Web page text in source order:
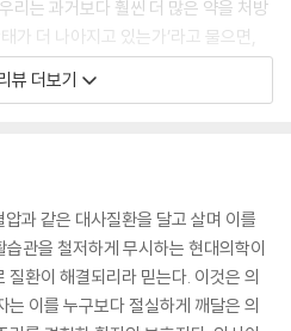
고 있었다. 갑자기 배가 심하게 아팠
머니는 걱정이 되어 주치의를 찾아갔
고 했다. 그다음 날, 어머니는 췌장암
통보받았다. 그로부터 13일 후 어머
죽음」 중에서
과적으로 치료해주면서도 나는 인체
많은 사람이 직면하고 있는 염증성
단 한 번도 없었다.
리는 과거보다 훨씬 더 많은 약을 처방
가 더 나아지고 있는가’라고 물으면,
너무 잦은 치료에 의존하고 있고, 한 번
만성질환자는 점점 더 늘고 있으며, 피
어린이조차 비만이나 지방간, 주의력
있다. 매일 더 많은 영양제를 먹고, 더
콘텐츠를 소비하는데도, 왜 몸은 계속
는 이 단순하지만 불편한 질문에서 시
뷰 더보기
과 같은 대사질환을 달고 살며 이를
관을 철저하게 무시하는 현대의학이
환이 해결되리라 믿는다. 이것은 의
이를 누구보다 절실하게 깨달은 의